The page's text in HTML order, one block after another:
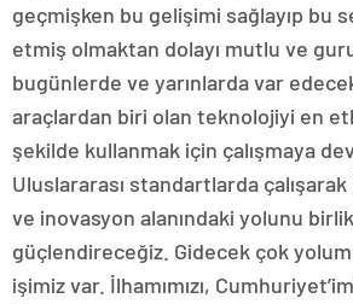
geçmişken bu gelişimi sağlayıp bu
etmiş olmaktan dolayı mutlu ve
bugünlerde ve yarınlarda var
araçlardan biri olan teknolojiyi en
şekilde kullanmak için çalışmaya
Uluslararası standartlarda
ve inovasyon alanındaki yolunu
güçlendireceğiz. Gidecek çok
işimiz var. İlhamımızı,